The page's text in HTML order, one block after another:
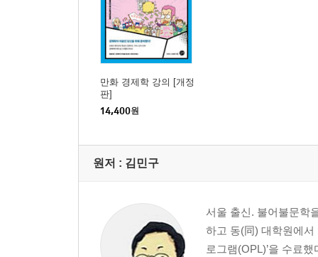
만화 경제학 강의 [개정
판]
14,400원
원저 : 김민구
서울 출신. 불어불문학
하고 동(同) 대학원에서
로그램(OPL)’을 수료